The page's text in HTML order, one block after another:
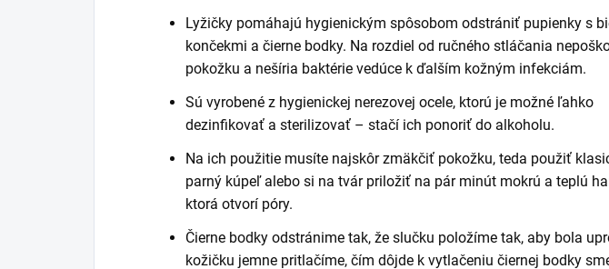
Lyžičky pomáhajú hygienickým spôsobom odstrániť pupienky s
končekmi a čierne bodky. Na rozdiel od ručného stláčania
pokožku a nešíria baktérie vedúce k ďalším kožným infekciám.
Sú vyrobené z hygienickej nerezovej ocele, ktorú je možné ľahko
dezinfikovať a sterilizovať – stačí ich ponoriť do alkoholu.
Na ich použitie musíte najskôr zmäkčiť pokožku, teda použiť
parný kúpeľ alebo si na tvár priložiť na pár minút mokrú a teplú
ktorá otvorí póry.
Čierne bodky odstránime tak, že slučku položíme tak, aby bola
kožičku jemne pritlačíme, čím dôjde k vytlačeniu čiernej bodky